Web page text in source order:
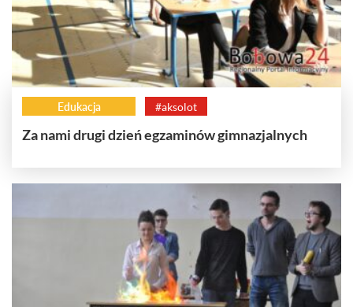
Edukacja #aksolot
Za nami drugi dzień egzaminów gimnazjalnych